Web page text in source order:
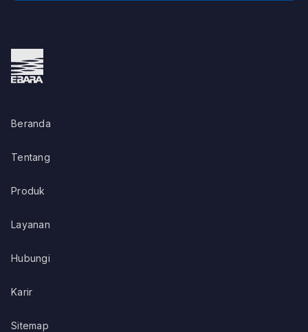
Beranda
Tentang
Produk
Layanan
Hubungi
Karir
Sitemap